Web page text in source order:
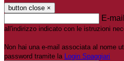
button close ×
E-mail
all'indirizzo indicato con le istruzioni
Non hai una e-mail associata al nome
password tramite la Login Spaggiari